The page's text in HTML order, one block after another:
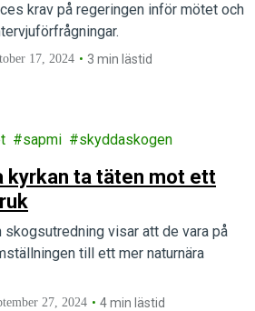
krav på regeringen inför mötet och
17, 2024 3 min lästid
sapmi skyddaskogen
kyrkan ta täten mot ett
skogsutredning visar att de vara på
till ett mer naturnära
27, 2024 4 min lästid